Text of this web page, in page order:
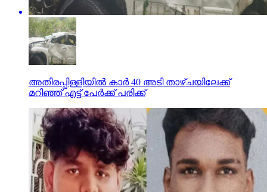
അതിരപ്പിള്ളിയില്‍ കാര്‍ 40 അടി താഴ്ചയിലേക്ക്
മറിഞ്ഞ് എട്ട് പേര്‍ക്ക് പരിക്ക്